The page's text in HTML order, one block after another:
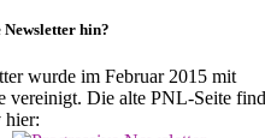
hin?
wurde im Februar 2015 mit
vereinigt. Die alte PNL-Seite
hier: